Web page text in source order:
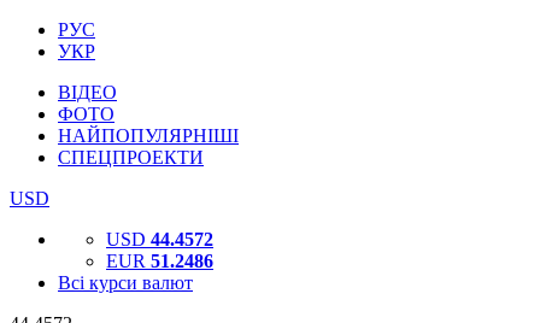
РУС
УКР
ВІДЕО
ФОТО
НАЙПОПУЛЯРНІШІ
СПЕЦПРОЕКТИ
USD
USD 44.4572
EUR 51.2486
Всі курси валют